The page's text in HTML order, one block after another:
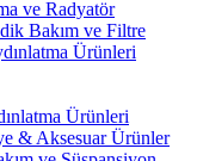
ve Radyatör
Bakım ve Filtre
Ürünleri
Ürünleri
& Aksesuar Ürünler